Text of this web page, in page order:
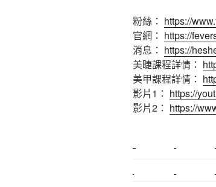
粉絲： https://
官網： https://
消息： https://
美睫課程詳情：
美甲課程詳情：
影片1： https://
影片2： https://